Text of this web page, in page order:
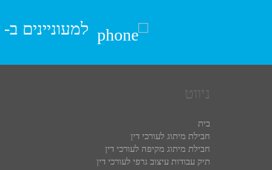
למעוניינים ב-
ניווט
בית
חבילת מיתוג לעורכי דין
חבילת מיתוג מקיפה לעורכי דין
תיק עבודות עיצוב גרפי לעורכי דין